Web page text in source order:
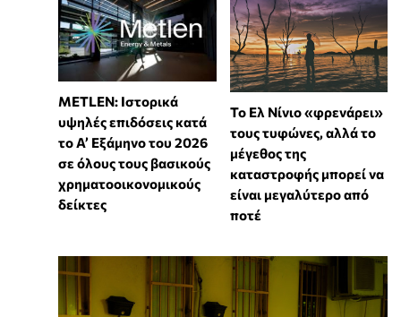
METLEN: Ιστορικά
υψηλές επιδόσεις κατά
το Α’ Εξάμηνο του 2026
σε όλους τους βασικούς
χρηματοοικονομικούς
δείκτες
Το Ελ Νίνιο «φρενάρει»
τους τυφώνες, αλλά το
μέγεθος της
καταστροφής μπορεί να
είναι μεγαλύτερο από
ποτέ